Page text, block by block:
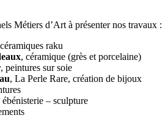
Métiers d’Art à présenter nos travaux :
raku
, céramique (grès et porcelaine)
, peintures sur soie
, La Perle Rare, création de bijoux
ébénisterie – sculpture